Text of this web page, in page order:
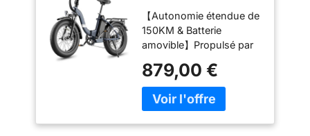
20"×4.0" Fat Tire,
150KM Autonomie,
Batterie 720Wh
Amovible, Moteur
250W Vélo
Électrique Gros
Pneu 7 Vitesses, E-
Bike Urbain pour
【Autonomie étendue de
150KM & Batterie
amovible】Propulsé par
densité de 720Wh, le
vélo électrique pliable
Touroll S2 offre une
879,00 €